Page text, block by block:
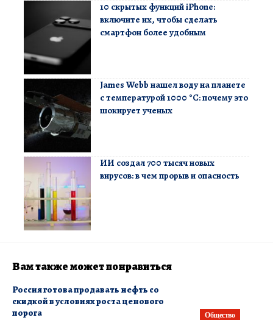
10 скрытых функций iPhone:
включите их, чтобы сделать
смартфон более удобным
James Webb нашел воду на планете
с температурой 1000 °C: почему это
шокирует ученых
ИИ создал 700 тысяч новых
вирусов: в чем прорыв и опасность
Вам также может понравиться
Общество
Россия готова продавать нефть со
скидкой в условиях роста ценового
порога